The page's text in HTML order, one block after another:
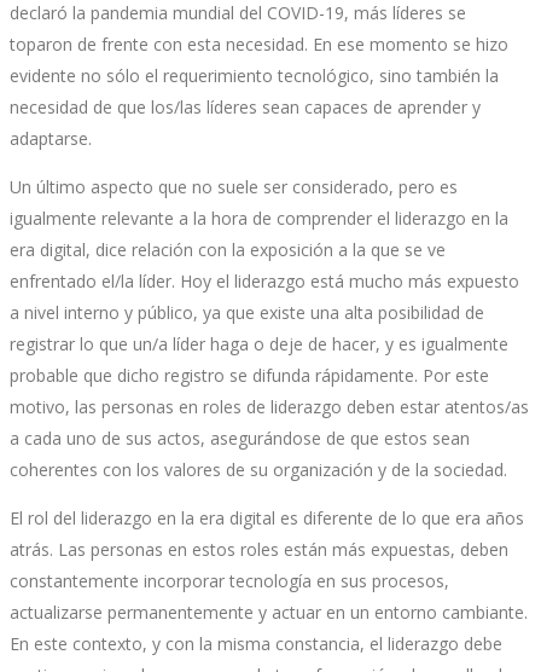
declaró la pandemia mundial del COVID-19, más líderes se
toparon de frente con esta necesidad. En ese momento se hizo
evidente no sólo el requerimiento tecnológico, sino también la
necesidad de que los/las líderes sean capaces de aprender y
adaptarse.
Un último aspecto que no suele ser considerado, pero es
igualmente relevante a la hora de comprender el liderazgo en la
era digital, dice relación con la exposición a la que se ve
enfrentado el/la líder. Hoy el liderazgo está mucho más expuesto
a nivel interno y público, ya que existe una alta posibilidad de
registrar lo que un/a líder haga o deje de hacer, y es igualmente
probable que dicho registro se difunda rápidamente. Por este
motivo, las personas en roles de liderazgo deben estar atentos/as
a cada uno de sus actos, asegurándose de que estos sean
coherentes con los valores de su organización y de la sociedad.
El rol del liderazgo en la era digital es diferente de lo que era años
atrás. Las personas en estos roles están más expuestas, deben
constantemente incorporar tecnología en sus procesos,
actualizarse permanentemente y actuar en un entorno cambiante.
En este contexto, y con la misma constancia, el liderazgo debe